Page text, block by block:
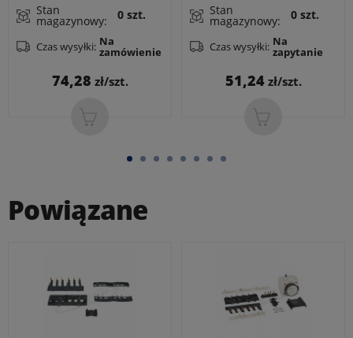
Stan
magazynowy: 0 szt.
Czas wysyłki: Na
zamówienie
74,28 zł/szt.
Stan
magazynowy: 0 szt.
Czas wysyłki: Na
zapytanie
Cena
51,24zł/szt.
Powiązane